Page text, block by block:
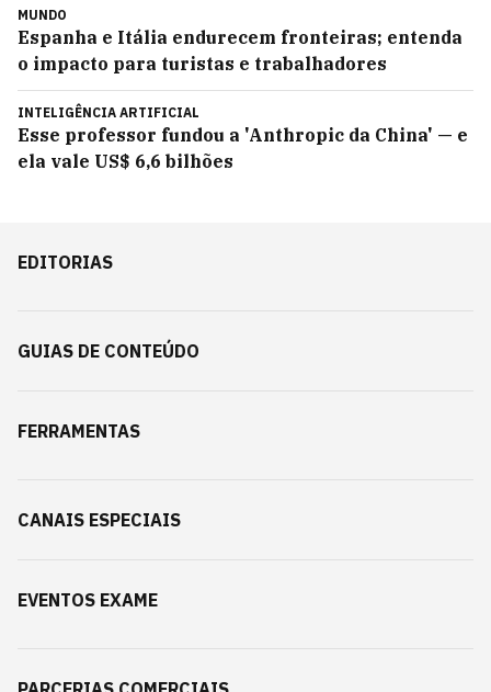
MUNDO
Espanha e Itália endurecem fronteiras; entenda
o impacto para turistas e trabalhadores
INTELIGÊNCIA ARTIFICIAL
Esse professor fundou a 'Anthropic da China' — e
ela vale US$ 6,6 bilhões
EDITORIAS
GUIAS DE CONTEÚDO
FERRAMENTAS
CANAIS ESPECIAIS
EVENTOS EXAME